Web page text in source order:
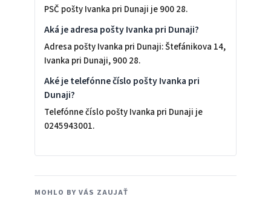
PSČ pošty Ivanka pri Dunaji je 900 28.
Aká je adresa pošty Ivanka pri Dunaji?
Adresa pošty Ivanka pri Dunaji: Štefánikova 14,
Ivanka pri Dunaji, 900 28.
Aké je telefónne číslo pošty Ivanka pri
Dunaji?
Telefónne číslo pošty Ivanka pri Dunaji je
0245943001.
MOHLO BY VÁS ZAUJAŤ